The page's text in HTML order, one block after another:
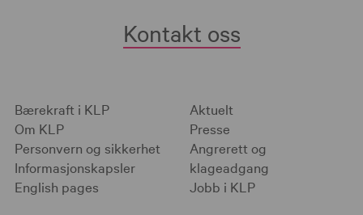
Kontakt oss
Bærekraft i KLP
Om KLP
Personvern og sikkerhet
Informasjonskapsler
English pages
Aktuelt
Presse
Angrerett og
klageadgang
Jobb i KLP